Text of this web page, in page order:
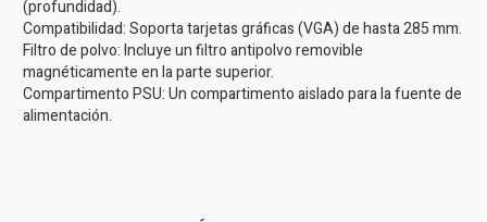
(profundidad).
Compatibilidad: Soporta tarjetas gráficas (VGA) de hasta 285 mm.
Filtro de polvo: Incluye un filtro antipolvo removible
magnéticamente en la parte superior.
Compartimento PSU: Un compartimento aislado para la fuente de
alimentación.